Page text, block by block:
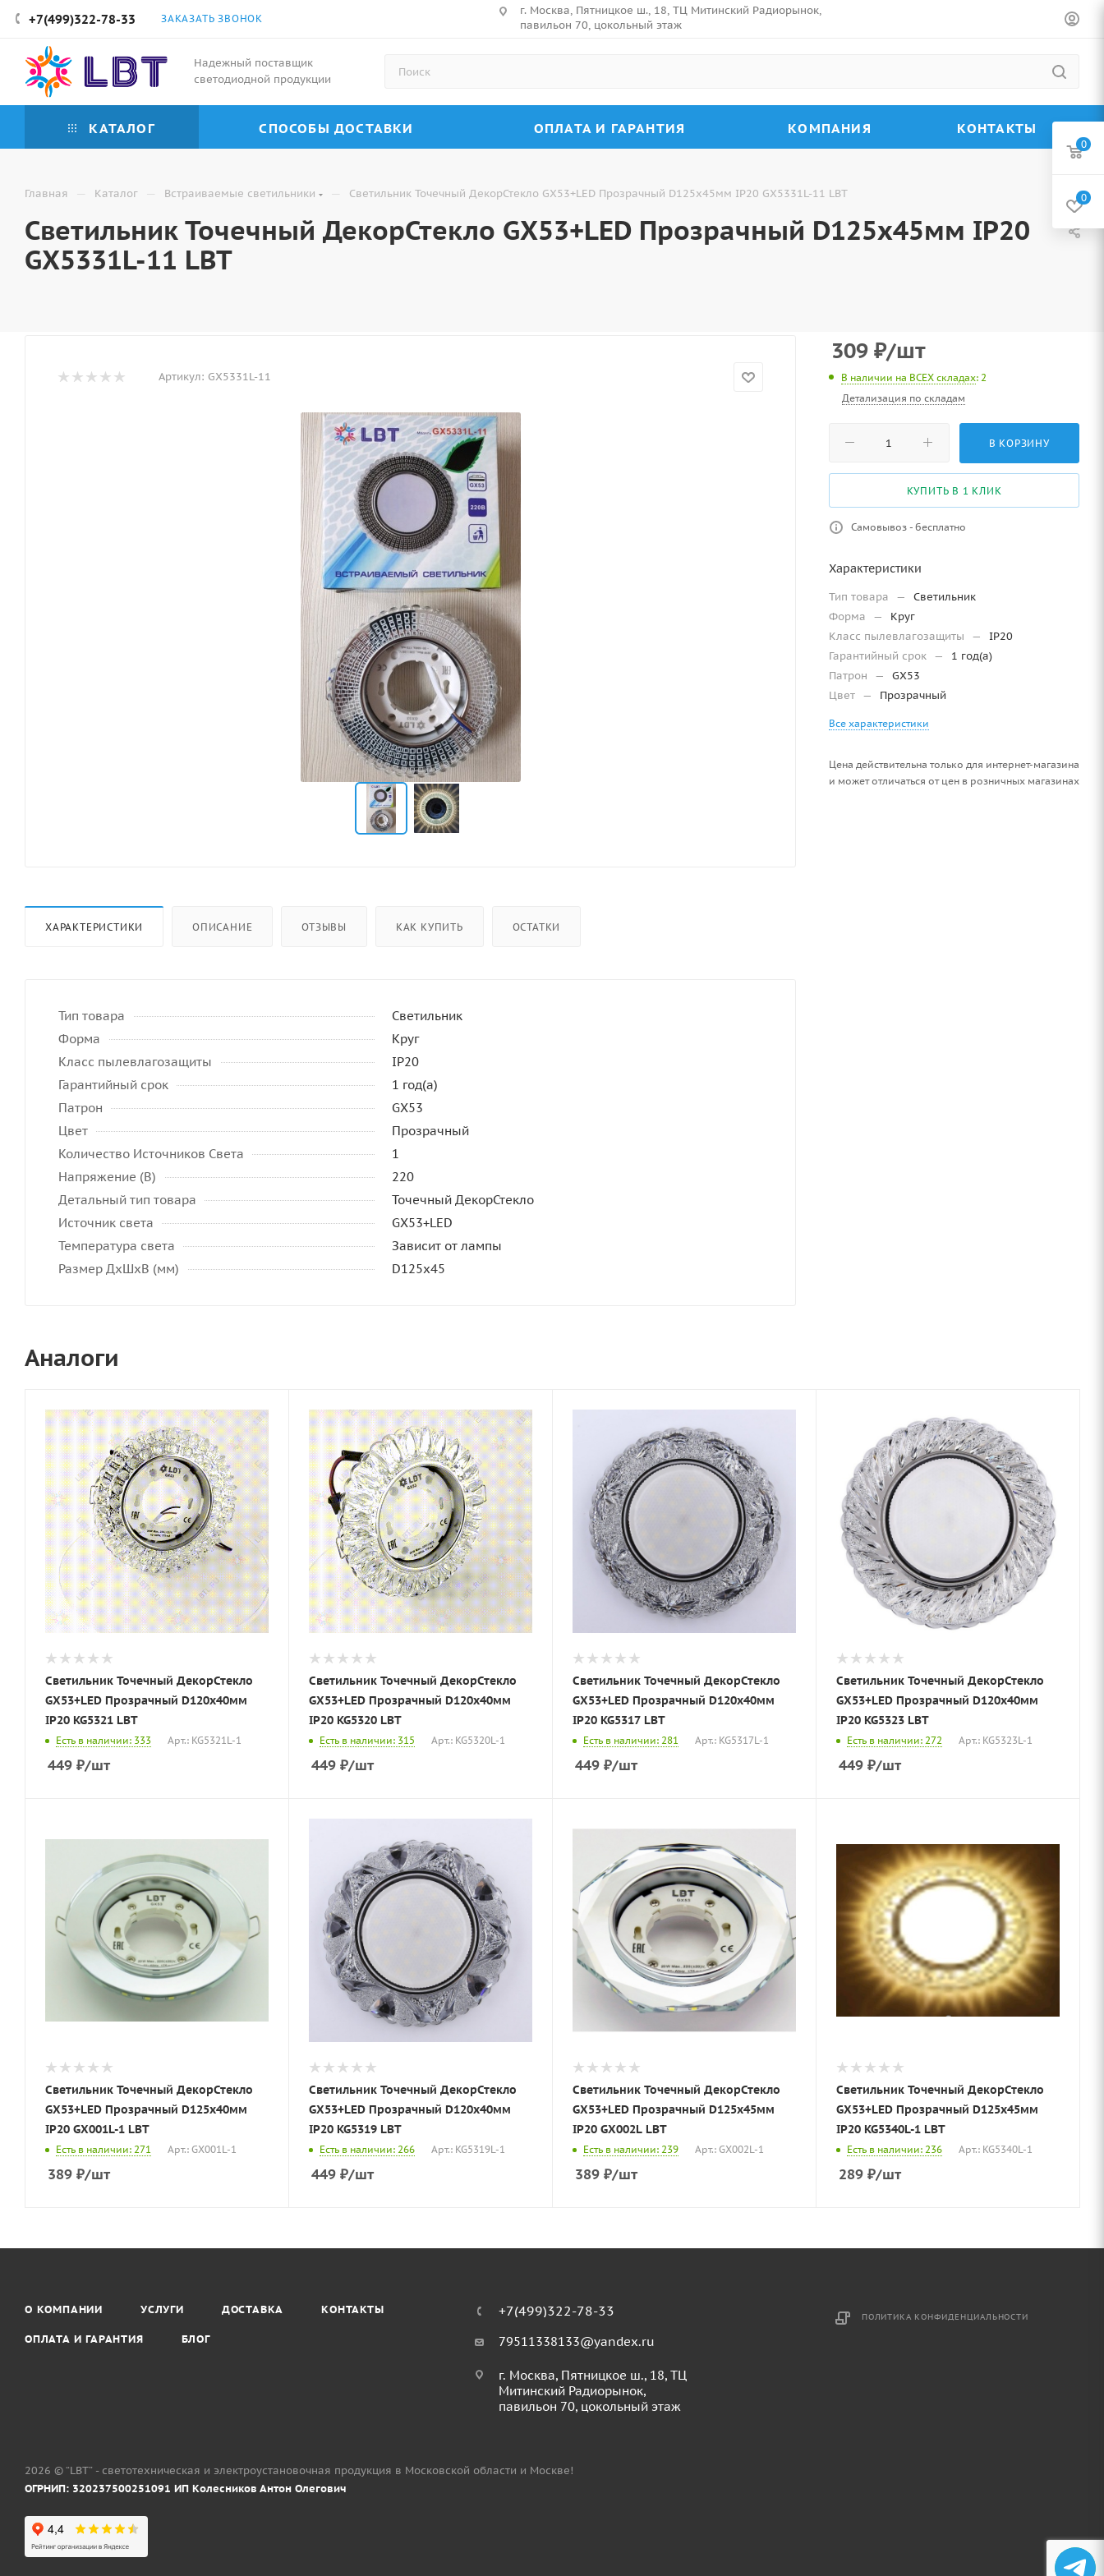
+7(499)322-78-33 ЗАКАЗАТЬ ЗВОНОК
г. Москва, Пятницкое ш., 18, ТЦ Митинский Радиорынок,
павильон 70, цокольный этаж
Надежный поставщик
светодиодной продукции
КАТАЛОГ СПОСОБЫ ДОСТАВКИ ОПЛАТА И ГАРАНТИЯ КОМПАНИЯ КОНТАКТЫ
Главная — Каталог — Встраиваемые светильники — Светильник Точечный ДекорСтекло GX53+LED Прозрачный D125х45мм IP20 GX5331L-11 LBT
Светильник Точечный ДекорСтекло GX53+LED Прозрачный D125х45мм IP20
GX5331L-11 LBT
Артикул: GX5331L-11
ХАРАКТЕРИСТИКИ ОПИСАНИЕ ОТЗЫВЫ КАК КУПИТЬ ОСТАТКИ
Тип товара
Светильник
Форма
Круг
Класс пылевлагозащиты
IP20
Гарантийный срок
1 год(а)
Патрон
GX53
Цвет
Прозрачный
Количество Источников Света
1
Напряжение (В)
220
Детальный тип товара
Точечный ДекорСтекло
Источник света
GX53+LED
Температура света
Зависит от лампы
Размер ДхШхВ (мм)
D125х45
309 ₽/шт
В наличии на ВСЕХ складах: 2
Детализация по складам
В КОРЗИНУ
КУПИТЬ В 1 КЛИК
Самовывоз - бесплатно
Характеристики
Тип товара —
Светильник
Форма
—
Круг
Класс пылевлагозащиты
—
IP20
Гарантийный срок —
1 год(а)
Патрон
—
GX53
Цвет — Прозрачный
Все характеристики
Цена действительна только для интернет-магазина
и может отличаться от цен в розничных магазинах
Аналоги
Светильник Точечный ДекорСтекло
GX53+LED Прозрачный D120х40мм
IP20 KG5321 LBT
Есть в наличии: 333 Арт.: KG5321L-1
449 ₽/шт
Светильник Точечный ДекорСтекло
GX53+LED Прозрачный D120х40мм
IP20 KG5320 LBT
Есть в наличии: 315 Арт.: KG5320L-1
449 ₽/шт
Светильник Точечный ДекорСтекло
GX53+LED Прозрачный D120х40мм
IP20 KG5317 LBT
Есть в наличии: 281 Арт.: KG5317L-1
449 ₽/шт
Светильник Точечный ДекорСтекло
GX53+LED Прозрачный D120х40мм
IP20 KG5323 LBT
Есть в наличии: 272 Арт.: KG5323L-1
449 ₽/шт
Светильник Точечный ДекорСтекло
GX53+LED Прозрачный D125х40мм
IP20 GX001L-1 LBT
Есть в наличии: 271 Арт.: GX001L-1
389 ₽/шт
Светильник Точечный ДекорСтекло
GX53+LED Прозрачный D120х40мм
IP20 KG5319 LBT
Есть в наличии: 266 Арт.: KG5319L-1
449 ₽/шт
Светильник Точечный ДекорСтекло
GX53+LED Прозрачный D125х45мм
IP20 GX002L LBT
Есть в наличии: 239 Арт.: GX002L-1
389 ₽/шт
Светильник Точечный ДекорСтекло
GX53+LED Прозрачный D125х45мм
IP20 KG5340L-1 LBT
Есть в наличии: 236 Арт.: KG5340L-1
289 ₽/шт
О КОМПАНИИ УСЛУГИ ДОСТАВКА КОНТАКТЫ
ОПЛАТА И ГАРАНТИЯ БЛОГ
+7(499)322-78-33
79511338133@yandex.ru
г. Москва, Пятницкое ш., 18, ТЦ
Митинский Радиорынок,
павильон 70, цокольный этаж
ПОЛИТИКА КОНФИДЕНЦИАЛЬНОСТИ
2026 © “LBT” - светотехническая и электроустановочная продукция в Московской области и Москве!
ОГРНИП: 320237500251091 ИП Колесников Антон Олегович
0
0